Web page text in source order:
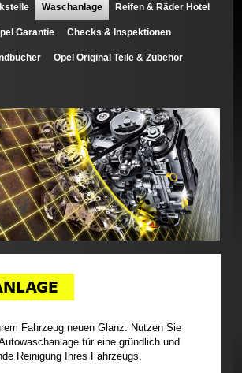
Aktionen
Hotel
Waschanlage Reifen & Räder Hotel
Garantie Checks & Inspektionen
Opel Original Teile & Zubehör
Fahrzeug neuen Glanz. Nutzen Sie
für eine gründlich und
Reinigung Ihres Fahrzeugs.